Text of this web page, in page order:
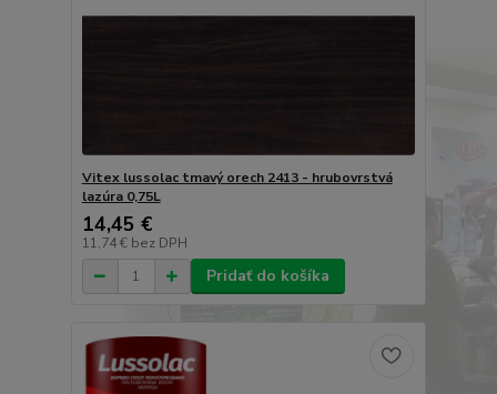
Vitex lussolac tmavý orech 2413 - hrubovrstvá
lazúra 0,75L
14,45 €
11,74 € bez DPH
Pridať do košíka